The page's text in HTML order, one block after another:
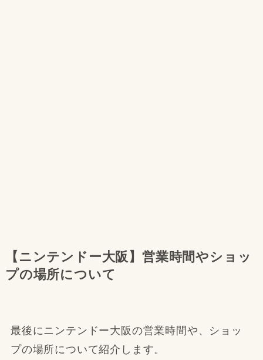
【ニンテンドー大阪】営業時間やショッ
プの場所について
最後にニンテンドー大阪の営業時間や、ショッ
プの場所について紹介します。